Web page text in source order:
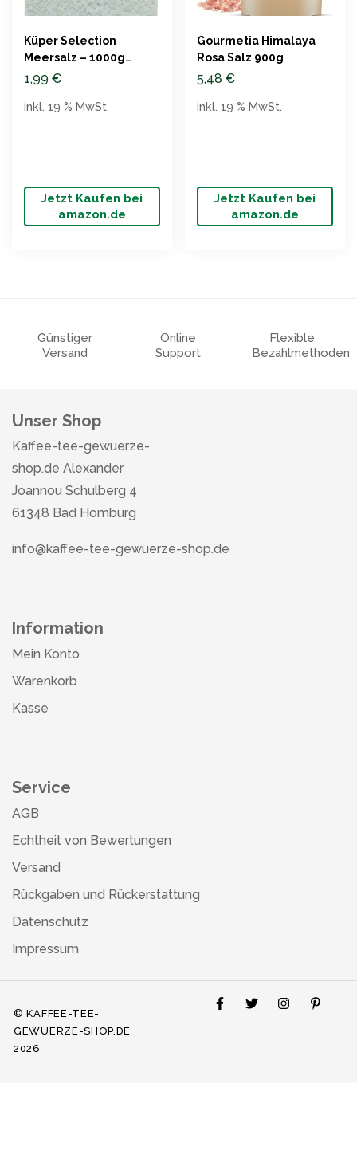
Küper Selection
Meersalz – 1000g
feines Salz
1,99 €
Jetzt Kaufen bei
amazon.de
inkl. 19 % MwSt.
Gourmetia Himalaya
Rosa Salz 900g
5,48 €
Jetzt Kaufen bei
amazon.de
inkl. 19 % MwSt.
Günstiger
Versand
Online
Support
Flexible
Bezahlmethoden
Unser Shop
Kaffee-tee-gewuerze-
shop.de Alexander
Joannou Schulberg 4
61348 Bad Homburg
info@kaffee-tee-gewuerze-shop.de
Information
Mein Konto
Warenkorb
Kasse
Service
AGB
Echtheit von Bewertungen
Versand
Rückgaben und Rückerstattung
Datenschutz
Impressum
© KAFFEE-TEE-
GEWUERZE-SHOP.DE
2026